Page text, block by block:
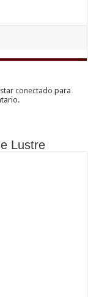
conectado para
Lustre